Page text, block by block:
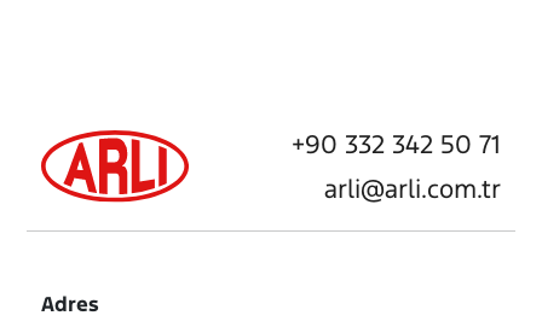
+90 332 342 50 71
arli@arli.com.tr
Adres